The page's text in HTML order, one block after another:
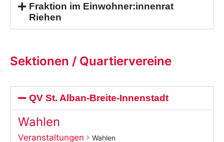
Fraktion im Einwohner:innenrat
Riehen
Sektionen / Quartiervereine
QV St. Alban-Breite-Innenstadt
Wahlen
Veranstaltungen Wahlen